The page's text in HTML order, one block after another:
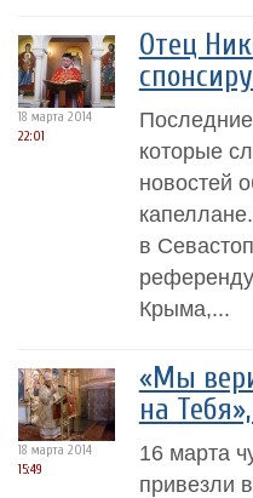
18 марта 2014
22:01
Отец
которые
новостей
в
Крыма,...
18 марта 2014
15:49
«Мы
на
16 марта
привезли